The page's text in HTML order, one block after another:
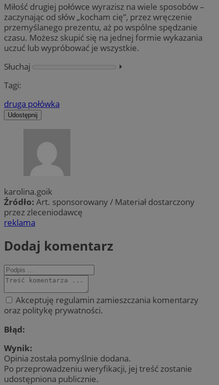
Miłość drugiej połówce wyrazisz na wiele sposobów –
zaczynając od słów „kocham cię”, przez wręczenie
przemyślanego prezentu, aż po wspólne spędzanie
czasu. Możesz skupić się na jednej formie wykazania
uczuć lub wypróbować je wszystkie.
Słuchaj
⏵︎
Tagi:
druga połówka
Udostępnij
karolina.goik
Źródło: Art. sponsorowany / Materiał dostarczony
przez zleceniodawcę
reklama
Dodaj komentarz
Akceptuję regulamin zamieszczania komentarzy
oraz politykę prywatności.
Błąd:
Wynik:
Opinia została pomyślnie dodana.
Po przeprowadzeniu weryfikacji, jej treść zostanie
udostępniona publicznie.